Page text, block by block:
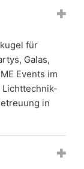
für
Galas,
Events im
in